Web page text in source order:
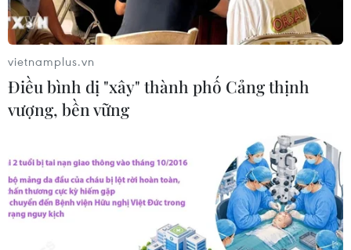
"Nghỉ hè sợ nghỉ hưu": Phim gia đình
chiến binh
22/07/2026 03:57
79 năm Ngày Thương binh-Liệt sỹ
27/7
21/07/2026 08:55
vietnamplus.vn
Điều bình dị "xây" thành phố Cảng thịnh
vượng, bền vững